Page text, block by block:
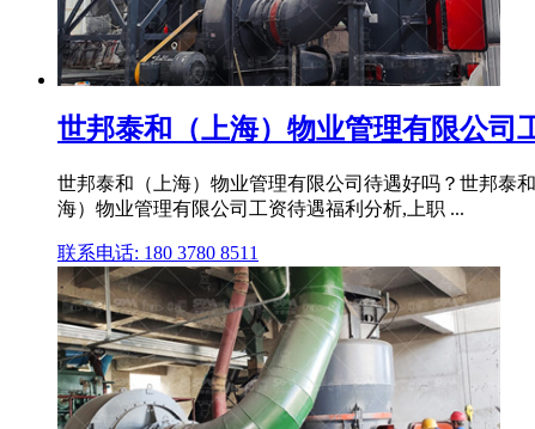
世邦泰和（上海）物业管理有限公司
世邦泰和（上海）物业管理有限公司待遇好吗？世邦泰
海）物业管理有限公司工资待遇福利分析,上职 ...
联系电话: 180 3780 8511